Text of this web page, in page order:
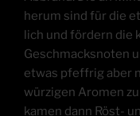
her­um sind für die
lich und för­dern die
Geschmacks­no­ten
etwas pfeff­rig aber
wür­zi­gen Aro­men
kamen dann Röst-